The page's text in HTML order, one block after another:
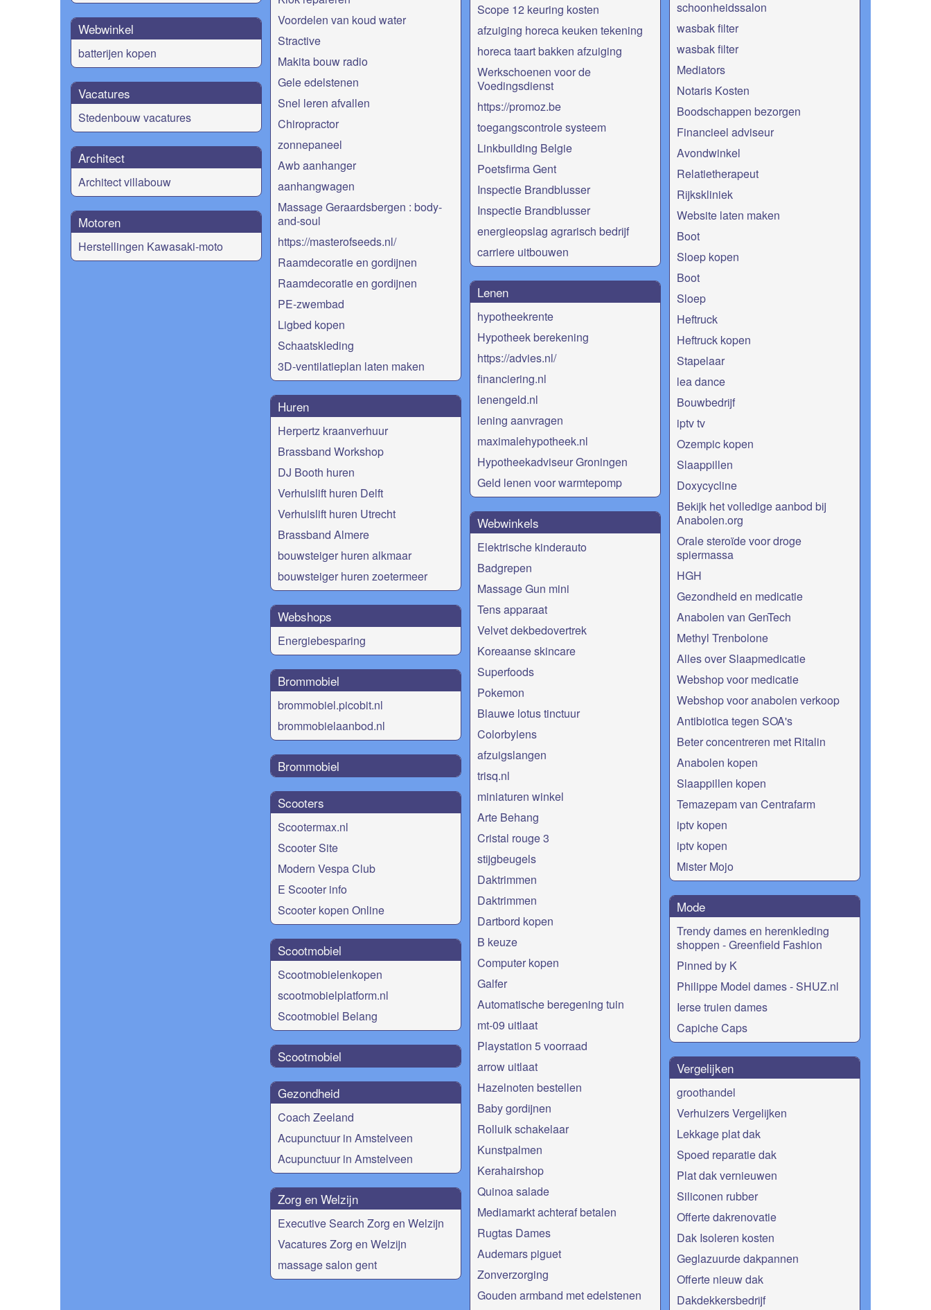
Webwinkel
batterijen kopen
Vacatures
Stedenbouw vacatures
Architect
Architect villabouw
Motoren
Herstellingen Kawasaki-moto
Voordelen van koud water
Stractive
Makita bouw radio
Gele edelstenen
Snel leren afvallen
Chiropractor
zonnepaneel
Awb aanhanger
aanhangwagen
Massage Geraardsbergen : body-
and-soul
https://masterofseeds.nl/
Raamdecoratie en gordijnen
Raamdecoratie en gordijnen
PE-zwembad
Ligbed kopen
Schaatskleding
3D-ventilatieplan laten maken
Huren
Herpertz kraanverhuur
Brassband Workshop
DJ Booth huren
Verhuislift huren Delft
Verhuislift huren Utrecht
Brassband Almere
bouwsteiger huren alkmaar
bouwsteiger huren zoetermeer
Webshops
Energiebesparing
Brommobiel
brommobiel.picobit.nl
brommobielaanbod.nl
Brommobiel
Scooters
Scootermax.nl
Scooter Site
Modern Vespa Club
E Scooter info
Scooter kopen Online
Scootmobiel
Scootmobielenkopen
scootmobielplatform.nl
Scootmobiel Belang
Scootmobiel
Gezondheid
Coach Zeeland
Acupunctuur in Amstelveen
Acupunctuur in Amstelveen
Zorg en Welzijn
Executive Search Zorg en Welzijn
Vacatures Zorg en Welzijn
massage salon gent
Scope 12 keuring kosten
afzuiging horeca keuken tekening
horeca taart bakken afzuiging
Werkschoenen voor de
Voedingsdienst
https://promoz.be
toegangscontrole systeem
Linkbuilding Belgie
Poetsfirma Gent
Inspectie Brandblusser
Inspectie Brandblusser
energieopslag agrarisch bedrijf
carriere uitbouwen
Lenen
hypotheekrente
Hypotheek berekening
https://advies.nl/
financiering.nl
lenengeld.nl
lening aanvragen
maximalehypotheek.nl
Hypotheekadviseur Groningen
Geld lenen voor warmtepomp
Webwinkels
Elektrische kinderauto
Badgrepen
Massage Gun mini
Tens apparaat
Velvet dekbedovertrek
Koreaanse skincare
Superfoods
Pokemon
Blauwe lotus tinctuur
Colorbylens
afzuigslangen
trisq.nl
miniaturen winkel
Arte Behang
Cristal rouge 3
stijgbeugels
Daktrimmen
Daktrimmen
Dartbord kopen
B keuze
Computer kopen
Galfer
Automatische beregening tuin
mt-09 uitlaat
Playstation 5 voorraad
arrow uitlaat
Hazelnoten bestellen
Baby gordijnen
Rolluik schakelaar
Kunstpalmen
Kerahairshop
Quinoa salade
Mediamarkt achteraf betalen
Rugtas Dames
Audemars piguet
Zonverzorging
Gouden armband met edelstenen
schoonheidssalon
wasbak filter
wasbak filter
Mediators
Notaris Kosten
Boodschappen bezorgen
Financieel adviseur
Avondwinkel
Relatietherapeut
Rijkskliniek
Website laten maken
Boot
Sloep kopen
Boot
Sloep
Heftruck
Heftruck kopen
Stapelaar
lea dance
Bouwbedrijf
iptv tv
Ozempic kopen
Slaappillen
Doxycycline
Bekijk het volledige aanbod bij
Anabolen.org
Orale steroïde voor droge
spiermassa
HGH
Gezondheid en medicatie
Anabolen van GenTech
Methyl Trenbolone
Alles over Slaapmedicatie
Webshop voor medicatie
Webshop voor anabolen verkoop
Antibiotica tegen SOA's
Beter concentreren met Ritalin
Anabolen kopen
Slaappillen kopen
Temazepam van Centrafarm
iptv kopen
iptv kopen
Mister Mojo
Mode
Trendy dames en herenkleding
shoppen - Greenfield Fashion
Pinned by K
Philippe Model dames - SHUZ.nl
Ierse truien dames
Capiche Caps
Vergelijken
groothandel
Verhuizers Vergelijken
Lekkage plat dak
Spoed reparatie dak
Plat dak vernieuwen
Siliconen rubber
Offerte dakrenovatie
Dak Isoleren kosten
Geglazuurde dakpannen
Offerte nieuw dak
Dakdekkersbedrijf